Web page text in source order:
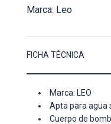
Marca: Leo
FICHA TÉCNICA
Marca: LEO
Apta para agua
Cuerpo de